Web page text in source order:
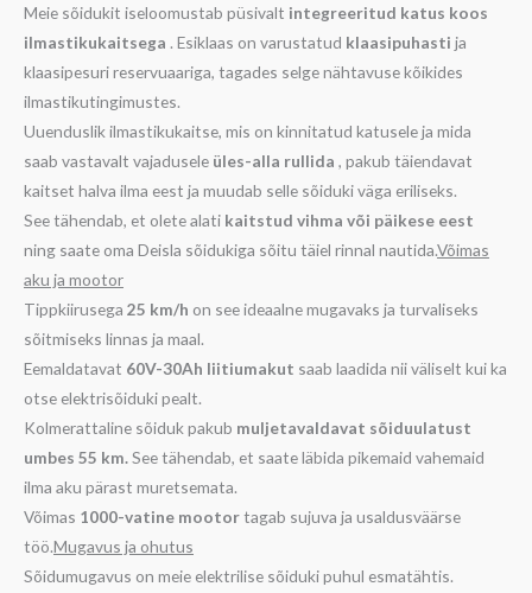
Meie sõidukit iseloomustab püsivalt integreeritud katus koos
ilmastikukaitsega . Esiklaas on varustatud klaasipuhasti ja
klaasipesuri reservuaariga, tagades selge nähtavuse kõikides
ilmastikutingimustes.
Uuenduslik ilmastikukaitse, mis on kinnitatud katusele ja mida
saab vastavalt vajadusele üles-alla rullida , pakub täiendavat
kaitset halva ilma eest ja muudab selle sõiduki väga eriliseks.
See tähendab, et olete alati kaitstud vihma või päikese eest
ning saate oma Deisla sõidukiga sõitu täiel rinnal nautida.Võimas
aku ja mootor
Tippkiirusega 25 km/h on see ideaalne mugavaks ja turvaliseks
sõitmiseks linnas ja maal.
Eemaldatavat 60V-30Ah liitiumakut saab laadida nii väliselt kui ka
otse elektrisõiduki pealt.
Kolmerattaline sõiduk pakub muljetavaldavat sõiduulatust
umbes 55 km.See tähendab, et saate läbida pikemaid vahemaid
ilma aku pärast muretsemata.
Võimas 1000-vatine mootortagab sujuva ja usaldusväärse
töö.Mugavus ja ohutus
Sõidumugavus on meie elektrilise sõiduki puhul esmatähtis.